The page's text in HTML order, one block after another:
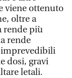
viene ottenuto
oltre a
rende più
rende
imprevedibili
dosi, gravi
letali.